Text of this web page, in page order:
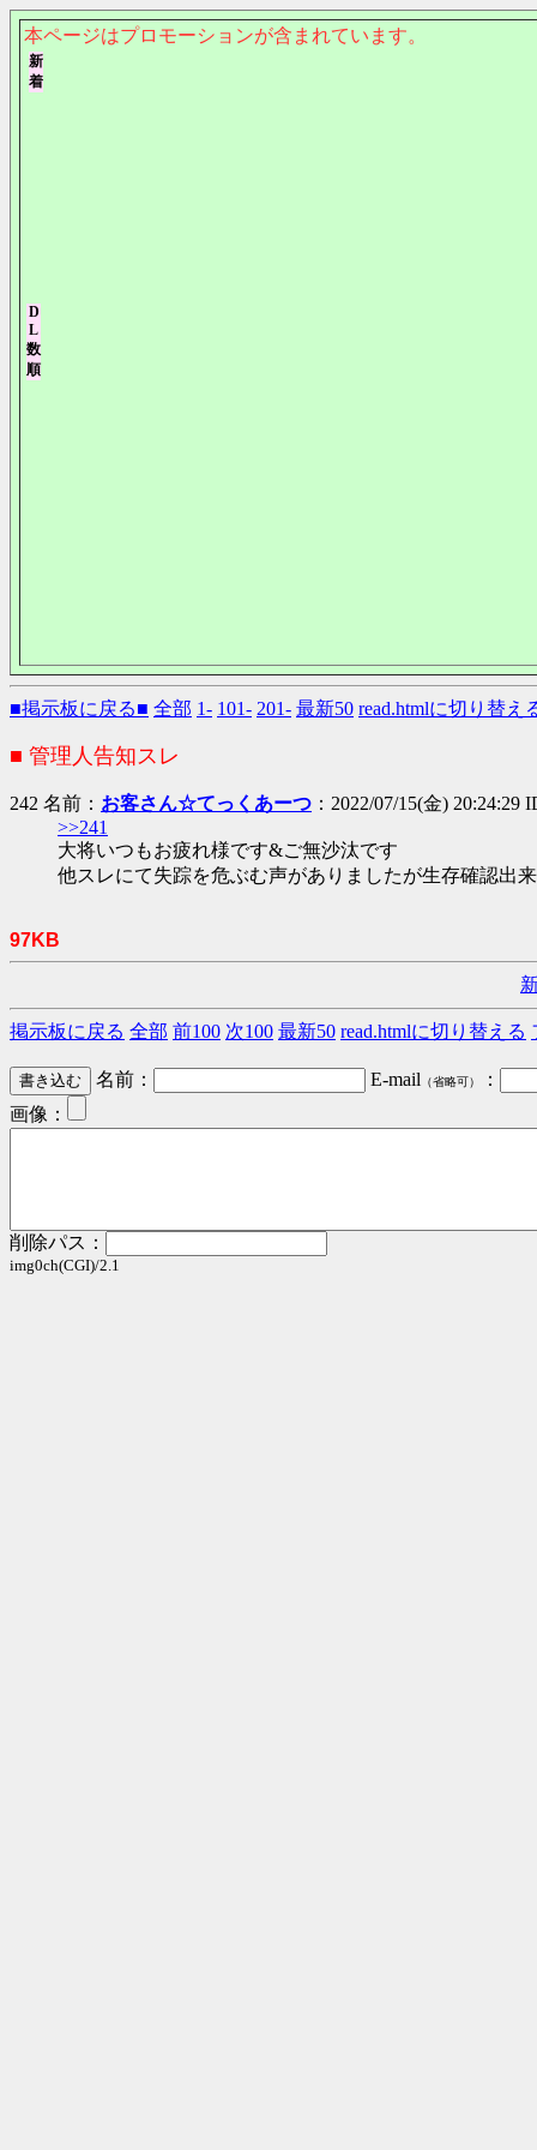
本ページはプロモーションが含まれています。
■掲示板に戻る■ 全部 1- 101- 201- 最新50 read.htmlに切り替え
■ 管理人告知スレ
242 名前： お客さん☆てっくあーつ ：2022/07/15(金) 20:24:29
>>241
大将いつもお疲れ様です&ご無沙汰です
他スレにて失踪を危ぶむ声がありましたが生存確認出
97KB
掲示板に戻る 全部 前100 次100 最新50 read.htmlに切り替える
名前： E-mail （省略可）
：
画像：
削除パス：
img0ch(CGI)/2.1